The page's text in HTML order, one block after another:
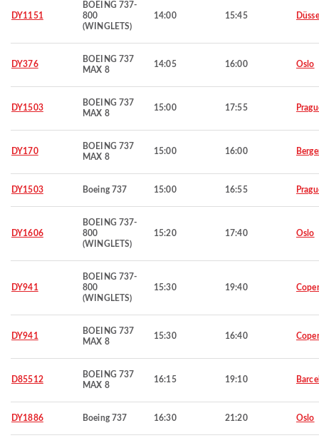
DY1151
BOEING 737-
800
(WINGLETS)
14:00 15:45
DY376
BOEING 737
MAX 8
14:05 16:00 Oslo
DY1503
BOEING 737
MAX 8
15:00 17:55
DY170
BOEING 737
MAX 8
15:00 16:00
DY1503 Boeing 737 15:00 16:55
DY1606
BOEING 737-
800
(WINGLETS)
15:20 17:40 Oslo
DY941
BOEING 737-
800
(WINGLETS)
15:30 19:40
DY941
BOEING 737
MAX 8
15:30 16:40
D85512
BOEING 737
MAX 8
16:15 19:10
DY1886 Boeing 737 16:30 21:20 Oslo